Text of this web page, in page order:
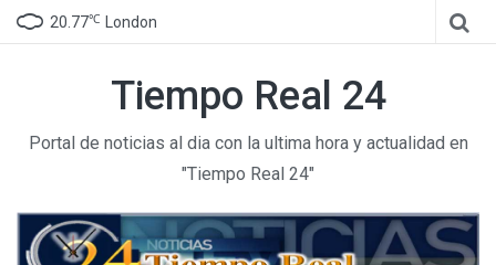
20.77℃ London
Tiempo Real 24
Portal de noticias al dia con la ultima hora y actualidad en
"Tiempo Real 24"